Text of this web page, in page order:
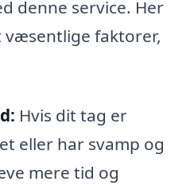
denne service. Her
væsentlige faktorer,
Hvis dit tag er
eller har svamp og
mere tid og